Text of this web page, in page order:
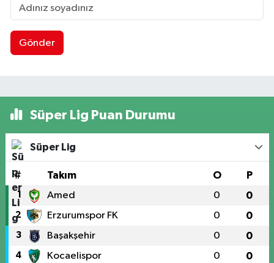
Gönder
Süper Lig Puan Durumu
Süper Lig
# Takım O P
1 Amed 0 0
2 Erzurumspor FK 0 0
3 Başakşehir 0 0
4 Kocaelispor 0 0